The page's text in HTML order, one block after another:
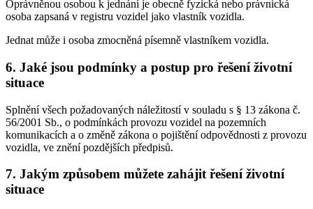
Oprávněnou osobou k jednání je obecně fyzická nebo právnická
osoba zapsaná v registru vozidel jako vlastník vozidla.
Jednat může i osoba zmocněná písemně vlastníkem vozidla.
6. Jaké jsou podmínky a postup pro řešení životní
situace
Splnění všech požadovaných náležitostí v souladu s § 13 zákona č.
56/2001 Sb., o podmínkách provozu vozidel na pozemních
komunikacích a o změně zákona o pojištění odpovědnosti z provozu
vozidla, ve znění pozdějších předpisů.
7. Jakým způsobem můžete zahájit řešení životní
situace